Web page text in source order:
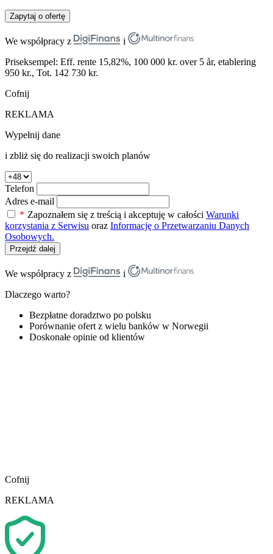
Zapytaj o ofertę
We współpracy z
i
Priseksempel: Eff. rente 15,82%, 100 000 kr. over 5 år, etablering
950 kr., Tot. 142 730 kr.
Cofnij
REKLAMA
Wypełnij dane
i zbliż się do realizacji swoich planów
Telefon
Adres e-mail
* Zapoznałem się z treścią i akceptuję w całości Warunki
korzystania z Serwisu oraz Informację o Przetwarzaniu Danych
Osobowych.
Przejdź dalej
We współpracy z
i
Dlaczego warto?
Bezpłatne doradztwo po polsku
Porównanie ofert z wielu banków w Norwegii
Doskonałe opinie od klientów
Cofnij
REKLAMA